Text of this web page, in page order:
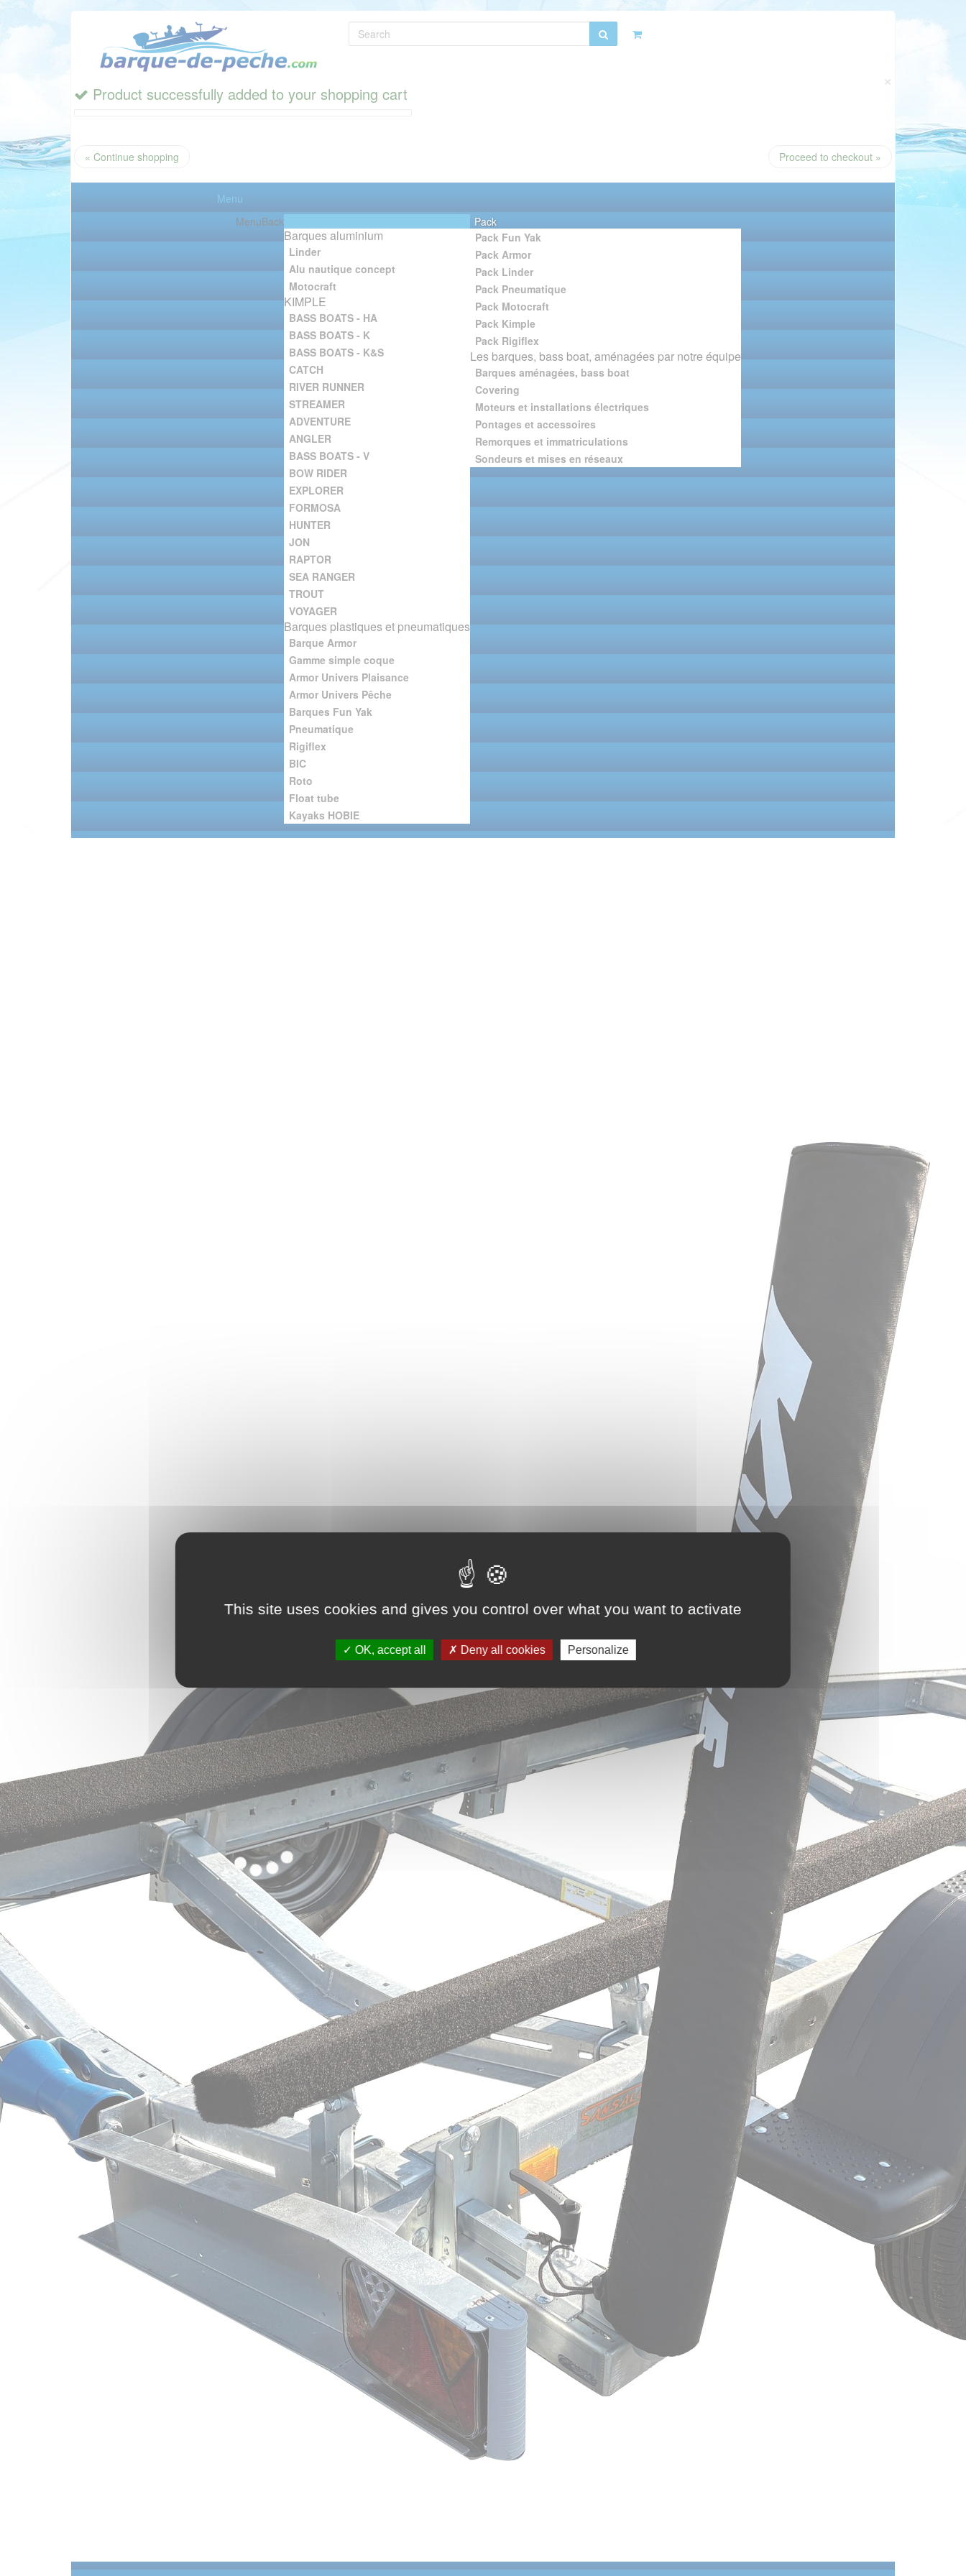
×
Product successfully added to your shopping cart
« Continue shopping Proceed to checkout »
Menu
MenuBack
Barques aluminium
Linder
Alu nautique concept
Motocraft
KIMPLE
BASS BOATS - HA
BASS BOATS - K
BASS BOATS - K&S
CATCH
RIVER RUNNER
STREAMER
ADVENTURE
ANGLER
BASS BOATS - V
BOW RIDER
EXPLORER
FORMOSA
HUNTER
JON
RAPTOR
SEA RANGER
TROUT
VOYAGER
Barques plastiques et pneumatiques
Barque Armor
Gamme simple coque
Armor Univers Plaisance
Armor Univers Pêche
Barques Fun Yak
Pneumatique
Rigiflex
BIC
Roto
Float tube
Kayaks HOBIE
Pack
Pack Fun Yak
Pack Armor
Pack Linder
Pack Pneumatique
Pack Motocraft
Pack Kimple
Pack Rigiflex
Les barques, bass boat, aménagées par notre équipe
Barques aménagées, bass boat
Covering
Moteurs et installations électriques
Pontages et accessoires
Remorques et immatriculations
Sondeurs et mises en réseaux
This site uses cookies and gives you control over what you want to activate
OK, accept all Deny all cookies Personalize